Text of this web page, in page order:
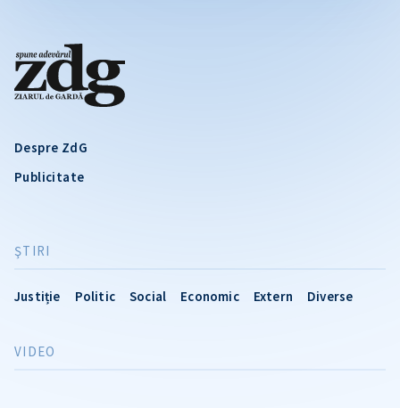
Despre ZdG
Publicitate
ŞTIRI
Justiție Politic Social Economic Extern Diverse
VIDEO